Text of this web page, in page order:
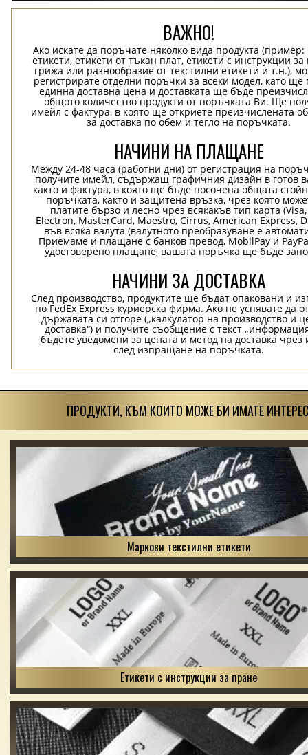
ВАЖНО!
Ако искате да поръчате няколко вида продукта
етикети, етикети от тъкан плат, етикети с инструкции
грижа или разнообразие от текстилни етикети и т.н.),
регистрирате отделни поръчки за всеки модел, като ще
единна доставна цена и доставката ще бъде
общото количество продукти от поръчката Ви. Ще
имейл с фактура, в която ще откриете преизчислената
за доставка по обем и тегло на поръчката.
НАЧИНИ НА ПЛАЩАНЕ
Между 24-48 часа (работни дни) от регистрация на
получите имейл, съдържащ графичния дизайн в готов
както и фактура, в която ще бъде посочена общата
поръчката, както и защитена връзка, чрез която
платите бързо и лесно чрез всякакъв тип карта
Electron, MasterCard, Maestro, Cirrus, American Express,
във всяка валута (валутното преобразуване е
Приемаме и плащане с банков превод, MobilPay и
удостоверено плащане, вашата поръчка ще бъде
НАЧИНИ ЗА ДОСТАВКА
След производство, продуктите ще бъдат опаковани и
по FedEx Express куриерска фирма. Ако не успявате да
държавата си отгоре („калкулатор на производство и
доставка“) и получите съобщение с текст
бъдете уведомени за цената и метод на доставка чрез
след изпращане на поръчката.
ПРОДУКТИ, КЪМ КОИТО МОЖЕ БИ ИМАТЕ
Маркови текстилни етикети
Етикети с инструкции за пране